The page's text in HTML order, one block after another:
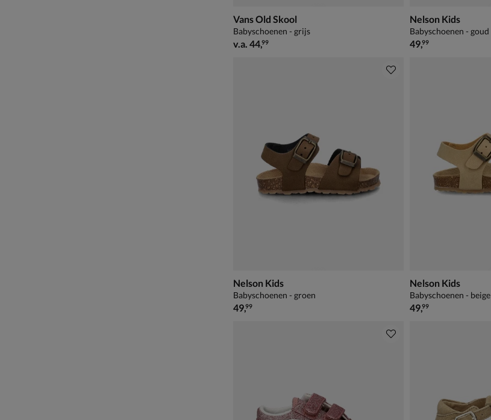
Vans Old Skool
Babyschoenen - grijs
vanaf € 44,99
v.a. 44,99
Nelson Kids
Babyschoenen - goud
€ 49,99
49,99
Nelson Kids
Babyschoenen - groen
€ 49,99
49,99
Nelson Kids
Babyschoenen - beige
€ 49,99
49,99